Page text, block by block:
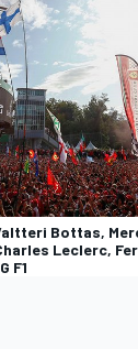
Bottas,
Leclerc,
F1